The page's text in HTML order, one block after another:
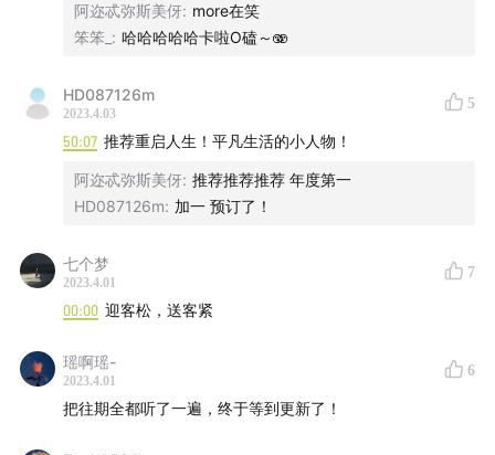
15. 100km，More差点昏死在路上
各大门派攻打光明顶原来是一个体力活。
阿迩忒弥斯美伢: more在笑
笨笨_ : 哈哈哈哈哈卡啦O磕～🫨
HD087126m
2023.4.03
5
50:07 推荐重启人生！平凡生活的小人物！
阿迩忒弥斯美伢: 推荐推荐推荐 年度第一
HD087126m: 加一 预订了！
七个梦
2023.4.01
7
00:00 迎客松，送客紧
瑶啊瑶-
2023.4.01
6
把往期全都听了一遍，终于等到更新了！